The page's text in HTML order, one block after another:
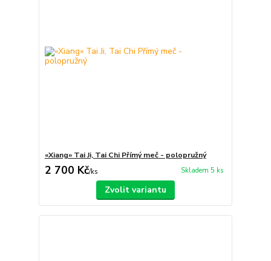
«Xiang» Tai Ji, Tai Chi Přímý meč - polopružný
2 700 Kč/ks Skladem 5 ks
Zvolit variantu